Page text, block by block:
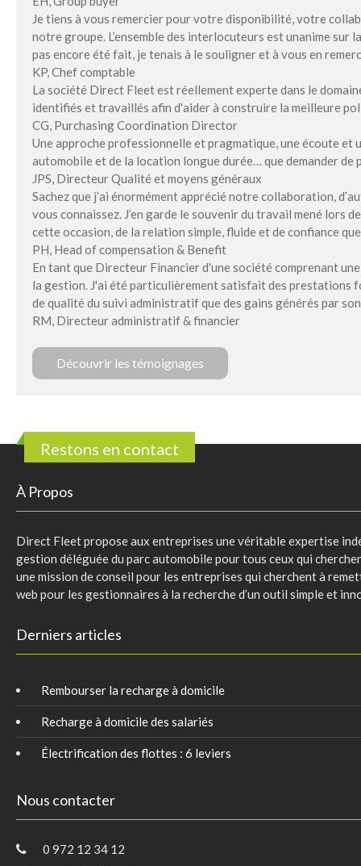
Je tiens à vous remercier pour votre disponibilité, votre
notre groupe. L’ensemble des interlocuteurs est unanime
pas encore été fait, je tenais à le souligner et à vous en
KP, Chef comptable
La société Direct Fleet est réellement experte dans le
identifiés et travaillés afin d'aider à construire la meilleure
CG, Purchasing Coordination Director
Une approche professionnelle et pragmatique, une écoute et
automobile et de la location longue durée… que demander de
JPS, Directeur Qualité et moyens généraux
Sachez que j’ai énormément apprécié notre collaboration,
vous connaissez. J’en garde le souvenir du travail mené lors
cette occasion, de la relation simple, fluide et de confiance
PH, Head of compensation & Benefit
En tant que Directeur Financier d'une société comprenant
la gestion. J'ai été particulièrement satisfait des prestations
de qualité du suivi administratif que des gains générés par
RM, Directeur administratif & financier
Découvrir les témoignages
Restons en contact
À Propos
Direct Fleet propose aux entreprises une véritable expertise
gestion déléguée du parc automobile pour tous ceux qui
une mission de conseil pour les entreprises qui cherchent à
web pour les gestionnaires à la recherche d’un outil simple et
Derniers articles
Rembourser la recharge à domicile
Recharge à domicile des salariés
Électrification des flottes : 6 leviers
Nous contacter
0 972 12 34 12